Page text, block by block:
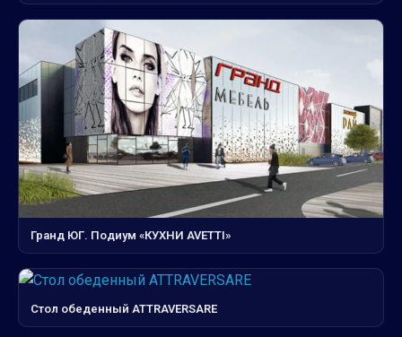
Гранд ЮГ. Подиум «КУХНИ AVETTI»
Стол обеденный ATTRAVERSARE